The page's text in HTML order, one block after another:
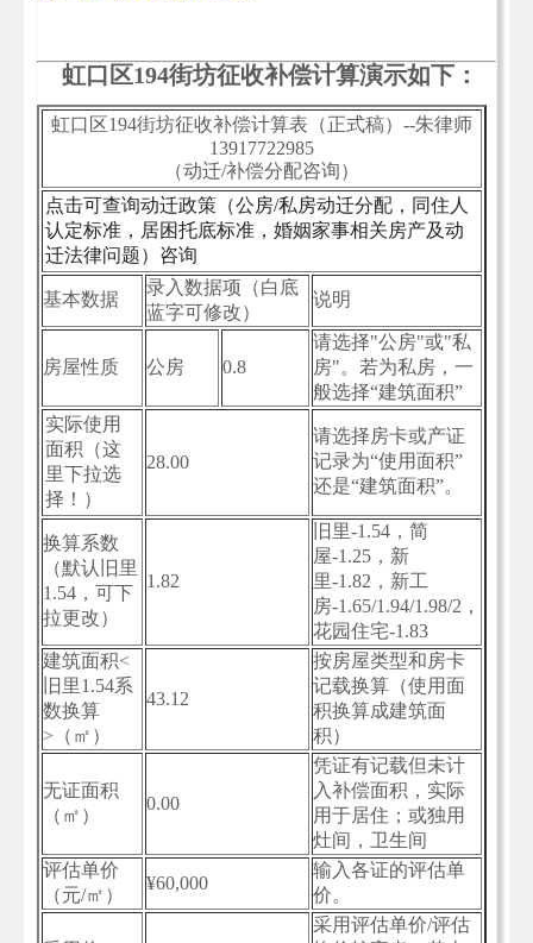
虹口区194街坊征收补偿计算演示如下：
虹口区194街坊征收补偿计算表（正式稿）--朱律师
13917722985
（动迁/补偿分配咨询）
点击可查询动迁政策（公房/私房动迁分配，同住人
认定标准，居困托底标准，婚姻家事相关房产及动
迁法律问题）咨询
基本数据
录入数据项（白底
蓝字可修改）
说明
房屋性质 公房 0.8
请选择"公房"或"私
房"。若为私房，一
般选择“建筑面积”
实际使用
面积（这
里下拉选
择！）
28.00
请选择房卡或产证
记录为“使用面积”
还是“建筑面积”。
换算系数
（默认旧里
1.54，可下
拉更改）
1.82
旧里-1.54，简
屋-1.25，新
里-1.82，新工
房-1.65/1.94/1.98/2，
花园住宅-1.83
建筑面积<
旧里1.54系
数换算
>（㎡）
43.12
按房屋类型和房卡
记载换算（使用面
积换算成建筑面
积）
无证面积
（㎡）
0.00
凭证有记载但未计
入补偿面积，实际
用于居住；或独用
灶间，卫生间
评估单价
（元/㎡）
¥60,000
输入各证的评估单
价。
采用评估单价/评估